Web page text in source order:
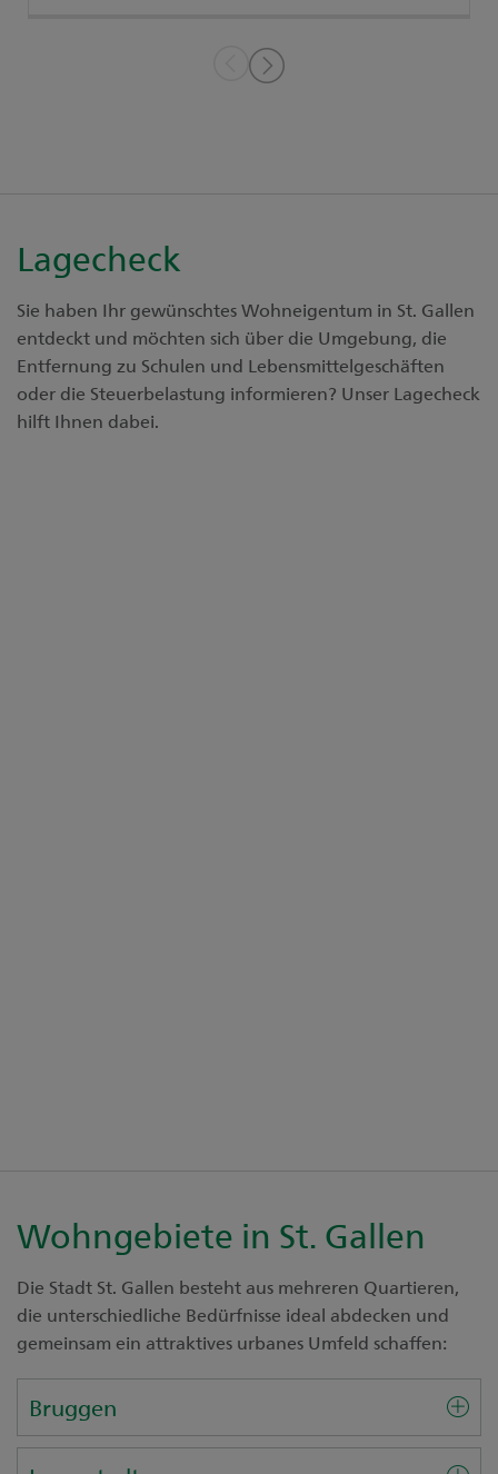
Lagecheck
Sie haben Ihr gewünschtes Wohneigentum in St. Gallen
entdeckt und möchten sich über die Umgebung, die
Entfernung zu Schulen und Lebensmittelgeschäften
oder die Steuerbelastung informieren? Unser Lagecheck
hilft Ihnen dabei.
Wohngebiete in St. Gallen
Die Stadt St. Gallen besteht aus mehreren Quartieren,
die unterschiedliche Bedürfnisse ideal abdecken und
gemeinsam ein attraktives urbanes Umfeld schaffen:
Bruggen